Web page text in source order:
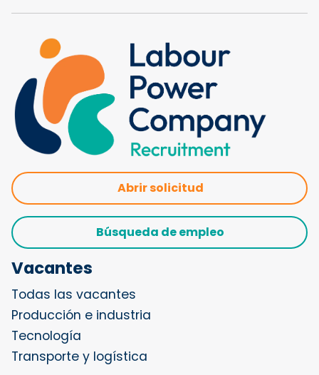
Abrir solicitud
Búsqueda de empleo
Vacantes
Todas las vacantes
Producción e industria
Tecnología
Transporte y logística